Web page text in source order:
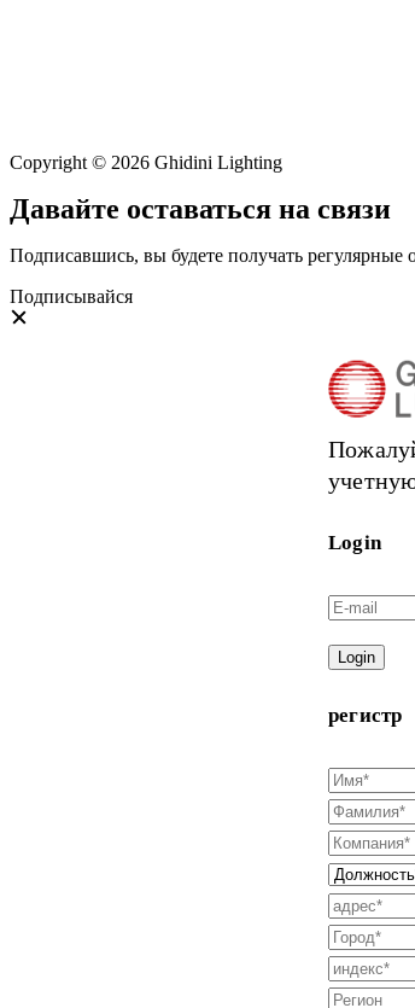
Copyright © 2026 Ghidini Lighting
Давайте оставаться на связи
Подписавшись, вы будете получать
Подписывайся
Login
Login
регистр